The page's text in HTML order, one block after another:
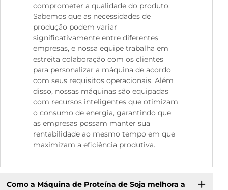
comprometer a qualidade do produto.
Sabemos que as necessidades de
produção podem variar
significativamente entre diferentes
empresas, e nossa equipe trabalha em
estreita colaboração com os clientes
para personalizar a máquina de acordo
com seus requisitos operacionais. Além
disso, nossas máquinas são equipadas
com recursos inteligentes que otimizam
o consumo de energia, garantindo que
as empresas possam manter sua
rentabilidade ao mesmo tempo em que
maximizam a eficiência produtiva.
Como a Máquina de Proteína de Soja melhora a